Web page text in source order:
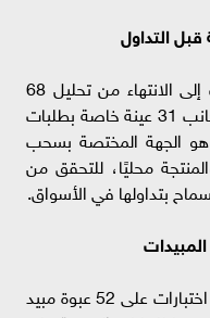
التداول
وأشار مدير المعمل المركزي للمبيدات إلى الانتهاء من تحليل 68
عينة واردة عبر المنافذ الجمركية، إلى جانب 31 عينة خاصة بطلبات
هو الجهة المختصة بسحب
محليًا، للتحقق من
بتداولها في الأسواق.
وأضاف أن فرق العمل بالمعمل أجرت اختبارات على 52 عبوة مبيد